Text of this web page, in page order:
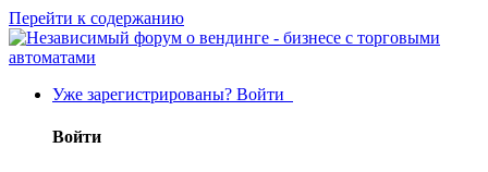
Перейти к содержанию
Уже зарегистрированы? Войти
Войти